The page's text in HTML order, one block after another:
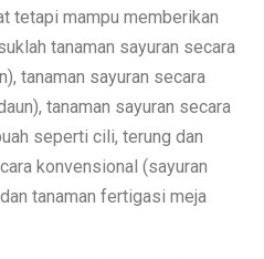
tetapi mampu memberikan
tanaman sayuran secara
tanaman sayuran secara
tanaman sayuran secara
seperti cili, terung dan
konvensional (sayuran
tanaman fertigasi meja